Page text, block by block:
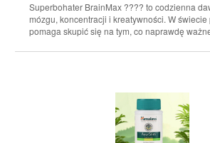
Superbohater BrainMax ???? to codzienna
mózgu, koncentracji i kreatywności. W świecie
pomaga skupić się na tym, co naprawdę